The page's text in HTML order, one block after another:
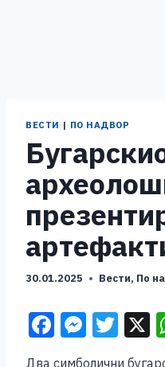
ВЕСТИ | ПО НАДВОР
30.01.2025 Вести, По
F M T
wi
X
Два симболични